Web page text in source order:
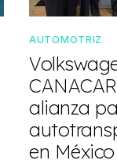
AUTOMOTRIZ
alianza
en México